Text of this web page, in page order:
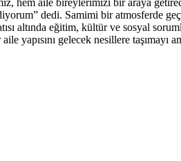
dedi. Samimi bir atmosferde
altında eğitim, kültür ve sosyal
gelecek nesillere taşımayı